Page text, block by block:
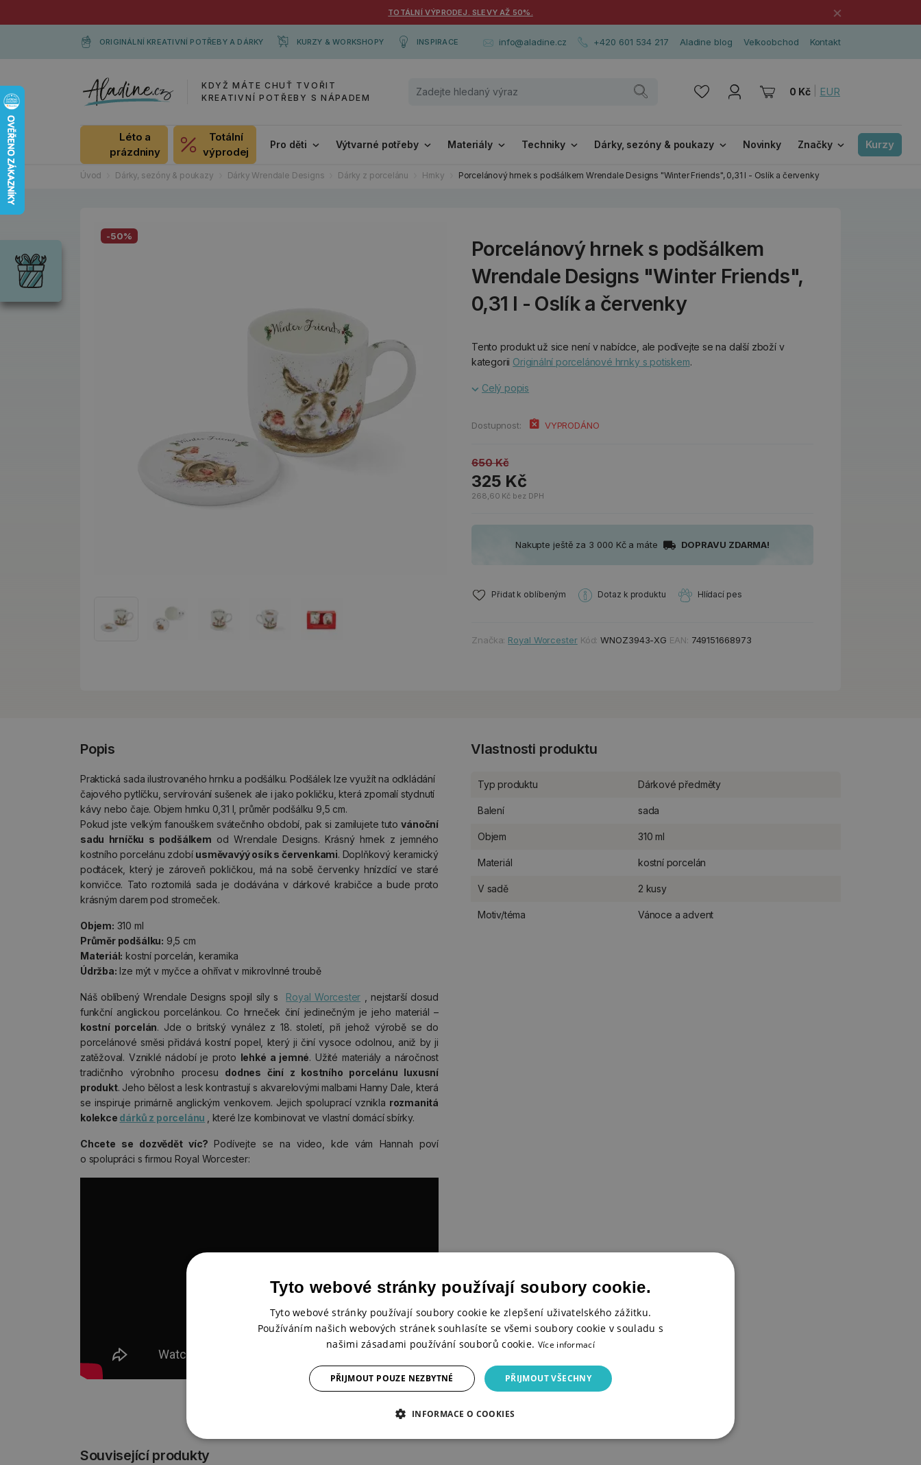
TOTÁLNÍ VÝPRODEJ. SLEVY AŽ 50%. ×
ORIGINÁLNÍ KREATIVNÍ POTŘEBY A DÁRKY KURZY & WORKSHOPY INSPIRACE info@aladine.cz +420 601 534 217 Aladine blog Velkoobchod Kontakt
KDYŽ MÁTE CHUŤ TVOŘIT
KREATIVNÍ POTŘEBY S NÁPADEM
0 Kč EUR
Léto a
prázdniny
Totální
výprodej
Pro děti Výtvarné potřeby Materiály Techniky Dárky, sezóny & poukazy Novinky Značky Kurzy
Úvod Dárky, sezóny & poukazy Dárky Wrendale Designs Dárky z porcelánu Hrnky Porcelánový hrnek s podšálkem Wrendale Designs "Winter Friends", 0,31 l - Oslík a červenky
Porcelánový hrnek s podšálkem
Wrendale Designs "Winter Friends",
0,31 l - Oslík a červenky
-50%
Tento produkt už sice není v nabídce, ale podívejte se na další zboží v
kategorii Originální porcelánové hrnky s potiskem.
Celý popis
Dostupnost: VYPRODÁNO
650 Kč
325 Kč
268,60 Kč bez DPH
Nakupte ještě za 3 000 Kč a máte DOPRAVU ZDARMA!
Přidat k oblíbeným Dotaz k produktu Hlídací pes
Značka: Royal Worcester Kód:WNOZ3943-XG EAN: 749151668973
Popis
Praktická sada ilustrovaného hrnku a podšálku. Podšálek lze využít na odkládání
čajového pytlíčku, servírování sušenek ale i jako pokličku, která zpomalí stydnutí
kávy nebo čaje. Objem hrnku 0,31 l, průměr podšálku 9,5 cm.
Pokud jste velkým fanouškem svátečního období, pak si zamilujete tutovánoční
sadu hrníčku s podšálkem od Wrendale Designs. Krásný hrnek z jemného
kostního porcelánu zdobí usměvavýý osík s červenkami. Doplňkový keramický
podtácek, který je zároveň pokličkou, má na sobě červenky hnízdící ve staré
konvičce. Tato roztomilá sada je dodávána v dárkové krabičce a bude proto
krásným darem pod stromeček.
Objem: 310 ml
Průměr podšálku: 9,5 cm
Materiál: kostní porcelán, keramika
Údržba: lze mýt v myčce a ohřívat v mikrovlnné troubě
Náš oblíbený Wrendale Designs spojil síly s Royal Worcester , nejstarší dosud
funkční anglickou porcelánkou. Co hrneček činí jedinečným je jeho materiál –
kostní porcelán. Jde o britský vynález z 18. století, při jehož výrobě se do
porcelánové směsi přidává kostní popel, který ji činí vysoce odolnou, aniž by ji
zatěžoval. Vzniklé nádobí je proto lehké a jemné. Užité materiály a náročnost
tradičního výrobního procesu dodnes činí z kostního porcelánu luxusní
produkt. Jeho bělost a lesk kontrastují s akvarelovými malbami Hanny Dale, která
se inspiruje primárně anglickým venkovem. Jejich spoluprací vznikla rozmanitá
kolekce dárků z porcelánu , které lze kombinovat ve vlastní domácí sbírky.
Chcete se dozvědět víc?Podívejte se na video, kde vám Hannah poví
o spolupráci s firmou Royal Worcester:
Vlastnosti produktu
Typ produktu Dárkové předměty
Balení sada
Objem 310 ml
Materiál kostní porcelán
V sadě 2 kusy
Motiv/téma Vánoce a advent
Související produkty
Dárky
Tyto webové stránky používají soubory cookie.
Tyto webové stránky používají soubory cookie ke zlepšení uživatelského zážitku.
Používáním našich webových stránek souhlasíte se všemi soubory cookie v souladu s
našimi zásadami používání souborů cookie. Více informací
PŘIJMOUT VŠECHNY
PŘIJMOUT POUZE NEZBYTNÉ
INFORMACE O COOKIES